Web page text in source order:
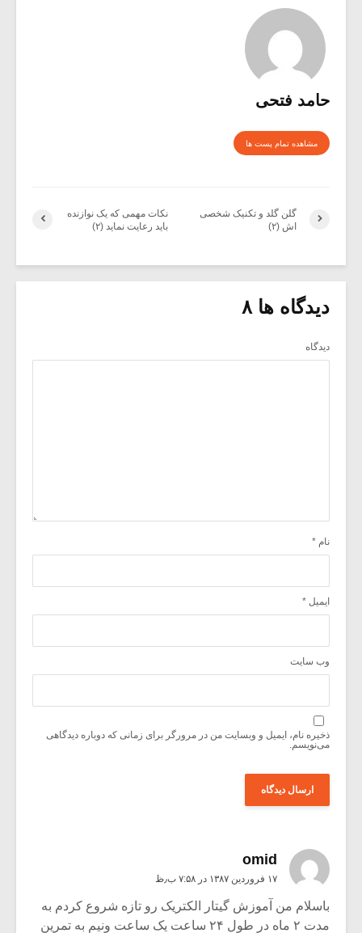
حامد فتحی
مشاهده تمام پست ها
نکات مهمی که یک نوازنده
باید رعایت نماید (۲)
گلن گلد و تکنیک شخصی
اش (۲)
دیدگاه ها ۸
دیدگاه
نام *
ایمیل *
وب‌ سایت
ذخیره نام، ایمیل و وبسایت من در مرورگر برای زمانی که دوباره دیدگاهی
می‌نویسم.
omid
۱۷ فروردین ۱۳۸۷ در ۷:۵۸ ب٫ظ
باسلام من آموزش گیتار الکتریک رو تازه شروع کردم به
مدت ۲ ماه در طول ۲۴ ساعت یک ساعت ونیم به تمرین